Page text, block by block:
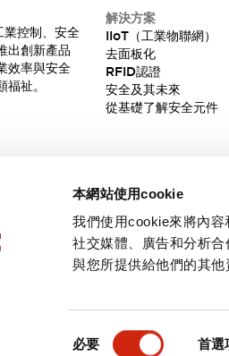
本網站使用cookie
我們使用cookie來將內
社交媒體、廣告和分析
與您所提供給他們的其他
必要 首選
業控制、安全
出創新產品
效率與安全
祉。
解決方案
IIoT（工業物聯網）
去面板化
RFID認證
安全及其未來
從基礎了解安全元件
訂閱
隱私權政策使用條款